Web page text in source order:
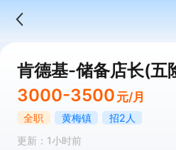
肯德基-储备店长(五
3000-3500 元/月
全职 黄梅镇
招2人
更新：1小时前